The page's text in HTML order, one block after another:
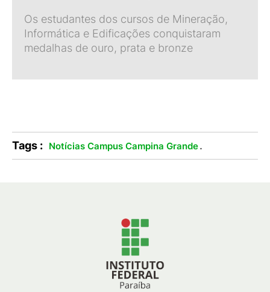
Os estudantes dos cursos de Mineração,
Informática e Edificações conquistaram
medalhas de ouro, prata e bronze
Tags : Notícias Campus Campina Grande.